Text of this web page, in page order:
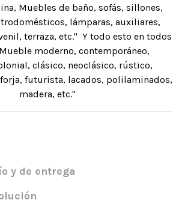
Muebles de baño, sofás, sillones,
lámparas, auxiliares,
terraza, etc." Y todo esto en todos
moderno, contemporáneo,
clásico, neoclásico, rústico,
futurista, lacados, polilaminados,
madera, etc."
y de entrega